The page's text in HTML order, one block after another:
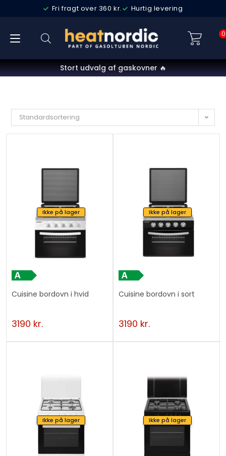
Fri fragt over 360 kr. Hurtig levering
0
Stort udvalg af gaskovner 🔥
Standardsortering
Ikke på lager
Cuisine bordovn i hvid
3190 kr.
Ikke på lager
Cuisine bordovn i sort
3190 kr.
Ikke på lager Ikke på lager